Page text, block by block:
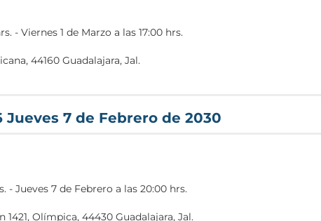
- Viernes 1 de Marzo a las 17:00 hrs.
44160 Guadalajara, Jal.
7 de Febrero de 2030
- Jueves 7 de Febrero a las 20:00 hrs.
Olímpica, 44430 Guadalajara, Jal.